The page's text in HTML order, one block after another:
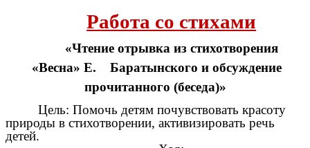
Работа со стихами
«Чтение отрывка из стихотворения
«Весна» Е. Баратынского и обсуждение
прочитанного (беседа)»
Цель: Помочь детям почувствовать красоту
природы в стихотворении, активизировать речь
детей.